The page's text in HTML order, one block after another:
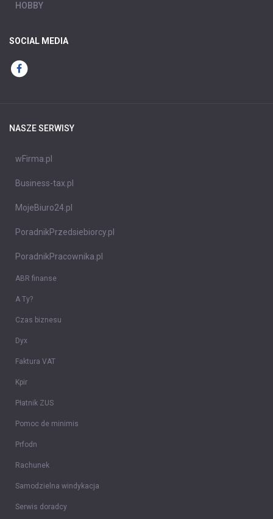
HOBBY
SOCIAL MEDIA
NASZE SERWISY
wFirma.pl
Business-tax.pl
MojeBiuro24.pl
PoradnikPrzedsiebiorcy.pl
PoradnikPracownika.pl
ABR finanse
A Ty?
Czas biznesu
Dyx
Faktura VAT
Kpir
Płatnik ZUS
Pomoc de minimis
Prfodn
Rachunek
Samodzielna windykacja
Serwis doradcy